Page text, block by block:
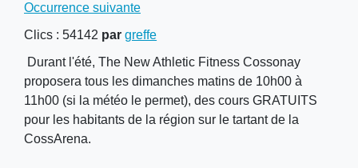
Occurrence suivante
Clics : 54142 pargreffe
Durant l'été, The New Athletic Fitness Cossonay
proposera tous les dimanches matins de 10h00 à
11h00 (si la météo le permet), des cours GRATUITS
pour les habitants de la région sur le tartant de la
CossArena.